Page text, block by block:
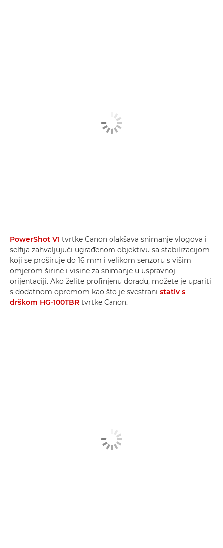
PowerShot V1 tvrtke Canon olakšava snimanje vlogova i
selfija zahvaljujući ugrađenom objektivu sa stabilizacijom
koji se proširuje do 16 mm i velikom senzoru s višim
omjerom širine i visine za snimanje u uspravnoj
orijentaciji. Ako želite profinjenu doradu, možete je upariti
s dodatnom opremom kao što je svestrani stativ s
drškom HG-100TBR tvrtke Canon.